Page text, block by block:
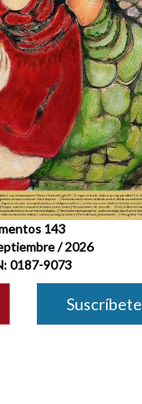
143
/ 2026
0187-9073
Suscríbete